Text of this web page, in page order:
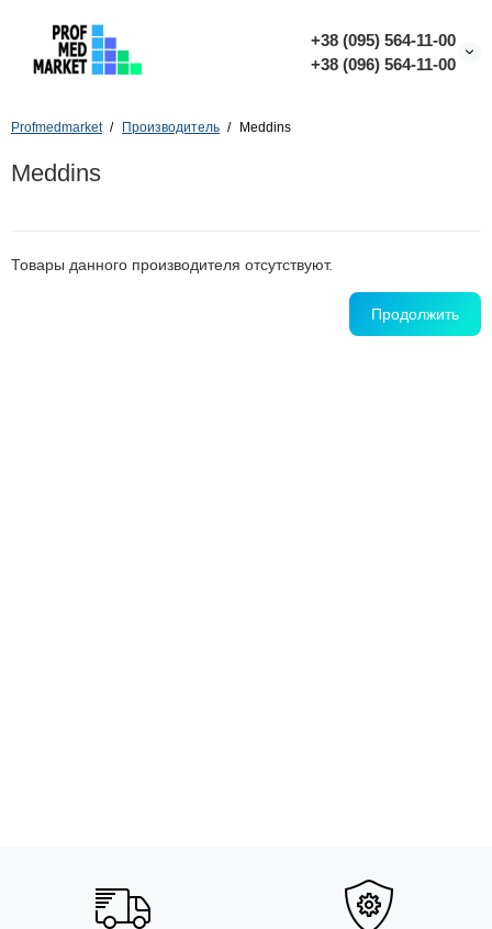
+38 (095) 564-11-00
+38 (096) 564-11-00
Profmedmarket Производитель Meddins
Meddins
Товары данного производителя отсутствуют.
Продолжить